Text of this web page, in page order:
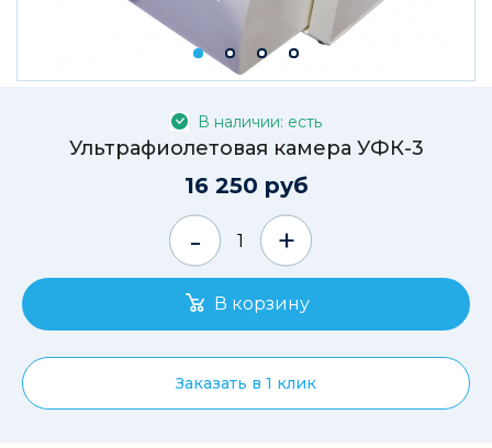
В наличии: есть
Ультрафиолетовая камера УФК-3
16 250 руб
- +
Заказать в 1 клик